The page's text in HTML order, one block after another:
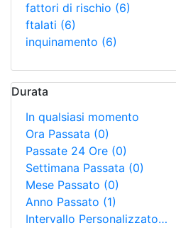
fattori di rischio (6)
ftalati (6)
inquinamento (6)
Durata
In qualsiasi momento
Ora Passata (0)
Passate 24 Ore (0)
Settimana Passata (0)
Mese Passato (0)
Anno Passato (1)
Intervallo Personalizzato…